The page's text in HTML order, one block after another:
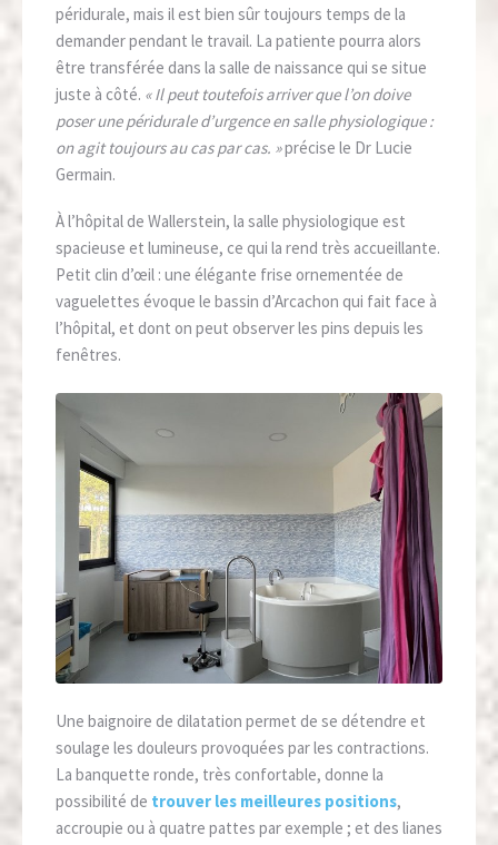
péridurale, mais il est bien sûr toujours temps de la
demander pendant le travail. La patiente pourra alors
être transférée dans la salle de naissance qui se situe
juste à côté. « Il peut toutefois arriver que l’on doive
poser une péridurale d’urgence en salle physiologique :
on agit toujours au cas par cas. »précise le Dr Lucie
Germain.
À l’hôpital de Wallerstein, la salle physiologique est
spacieuse et lumineuse, ce qui la rend très accueillante.
Petit clin d’œil : une élégante frise ornementée de
vaguelettes évoque le bassin d’Arcachon qui fait face à
l’hôpital, et dont on peut observer les pins depuis les
fenêtres.
Une baignoire de dilatation permet de se détendre et
soulage les douleurs provoquées par les contractions.
La banquette ronde, très confortable, donne la
possibilité de trouver les meilleures positions,
accroupie ou à quatre pattes par exemple ; et des lianes